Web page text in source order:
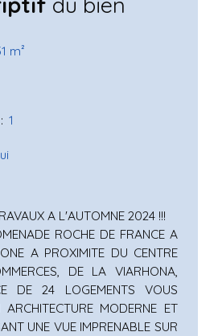
m²
: 1
A L'AUTOMNE 2024 !!!
ROCHE DE FRANCE A
A PROXIMITE DU CENTRE
DE LA VIARHONA,
DE 24 LOGEMENTS VOUS
MODERNE ET
UNE VUE IMPRENABLE SUR